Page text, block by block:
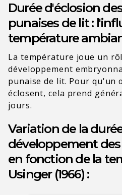
Durée d'éclosion
punaises de lit :
température
La température joue un
développement
punaise de lit. Pour qu'un
éclosent, cela prend
jours.
Variation de la
développement
en fonction de la
Usinger (1966) :